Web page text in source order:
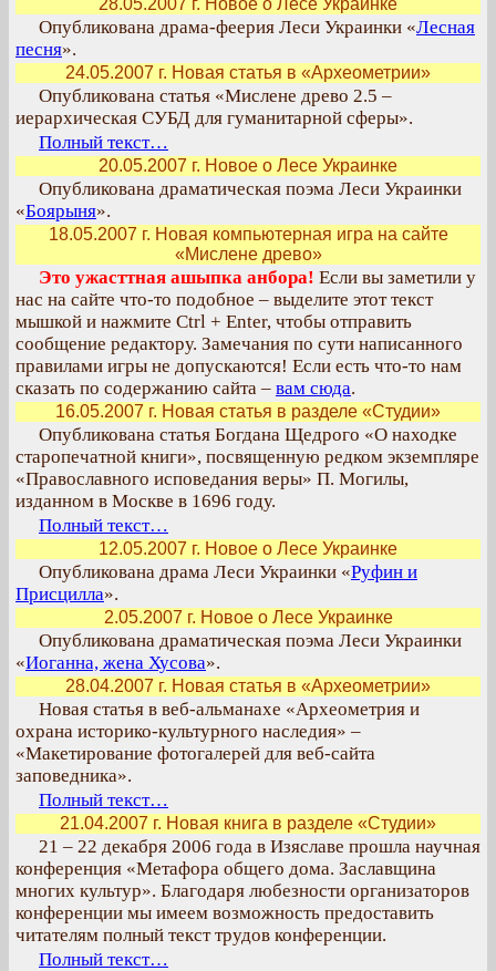
28.05.2007 г. Новое о Лесе Украинке
Опубликована драма-феерия Леси Украинки «Лесная
песня».
24.05.2007 г. Новая статья в «Археометрии»
Опубликована статья «Мислене древо 2.5 –
иерархическая СУБД для гуманитарной сферы».
Полный текст…
20.05.2007 г. Новое о Лесе Украинке
Опубликована драматическая поэма Леси Украинки
«Боярыня».
18.05.2007 г. Новая компьютерная игра на сайте
«Мислене древо»
Это ужасттная ашыпка анбора! Если вы заметили у
нас на сайте что-то подобное – выделите этот текст
мышкой и нажмите Ctrl + Enter, чтобы отправить
сообщение редактору. Замечания по сути написанного
правилами игры не допускаются! Если есть что-то нам
сказать по содержанию сайта – вам сюда.
16.05.2007 г. Новая статья в разделе «Студии»
Опубликована статья Богдана Щедрого «О находке
старопечатной книги», посвященную редком экземпляре
«Православного исповедания веры» П. Могилы,
изданном в Москве в 1696 году.
Полный текст…
12.05.2007 г. Новое о Лесе Украинке
Опубликована драма Леси Украинки «Руфин и
Присцилла».
2.05.2007 г. Новое о Лесе Украинке
Опубликована драматическая поэма Леси Украинки
«Иоганна, жена Хусова».
28.04.2007 г. Новая статья в «Археометрии»
Новая статья в веб-альманахе «Археометрия и
охрана историко-культурного наследия» –
«Макетирование фотогалерей для веб-сайта
заповедника».
Полный текст…
21.04.2007 г. Новая книга в разделе «Студии»
21 – 22 декабря 2006 года в Изяславе прошла научная
конференция «Метафора общего дома. Заславщина
многих культур». Благодаря любезности организаторов
конференции мы имеем возможность предоставить
читателям полный текст трудов конференции.
Полный текст…